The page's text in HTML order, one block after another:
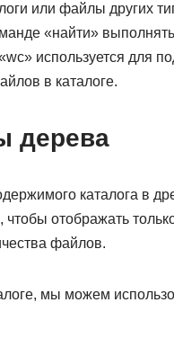
или файлы других
«найти»
используется для
в каталоге.
дерева
каталога в
отображать
файлов.
мы можем